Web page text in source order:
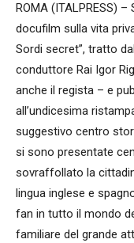
ROMA (ITALPRESS)
docufilm sulla vita
Sordi secret”, tratto
conduttore Rai Igor
anche il regista – e
all’undicesima
suggestivo centro
si sono presentate
sovraffollato la
lingua inglese e
fan in tutto il mondo
familiare del grande